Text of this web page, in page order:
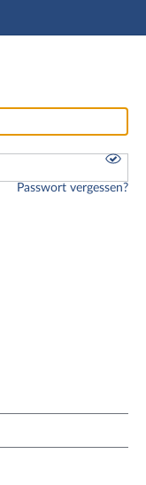
Passwort vergessen?